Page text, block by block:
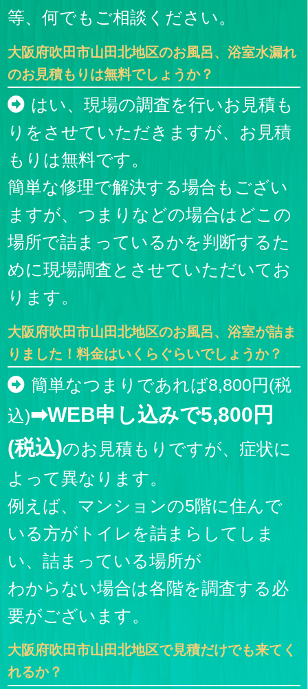
等、何でもご相談ください。
大阪府吹田市山田北地区のお風呂、浴室水漏れ
のお見積もりは無料でしょうか？
はい、現場の調査を行いお見積も
りをさせていただきますが、お見積
もりは無料です。
簡単な修理で解決する場合もござい
ますが、つまりなどの場合はどこの
場所で詰まっているかを判断するた
めに現場調査とさせていただいてお
ります。
大阪府吹田市山田北地区のお風呂、浴室が詰ま
りました！料金はいくらぐらいでしょうか？
簡単なつまりであれば8,800円(税
込)➡WEB申し込みで5,800円
(税込)のお見積もりですが、症状に
よって異なります。
例えば、マンションの5階に住んで
いる方がトイレを詰まらしてしま
い、詰まっている場所が
わからない場合は各階を調査する必
要がございます。
大阪府吹田市山田北地区で見積だけでも来てく
れるか？